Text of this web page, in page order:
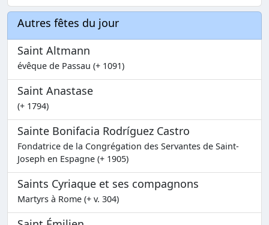
Autres fêtes du jour
Saint Altmann
évêque de Passau (+ 1091)
Saint Anastase
(+ 1794)
Sainte Bonifacia Rodríguez Castro
Fondatrice de la Congrégation des Servantes de Saint-
Joseph en Espagne (+ 1905)
Saints Cyriaque et ses compagnons
Martyrs à Rome (+ v. 304)